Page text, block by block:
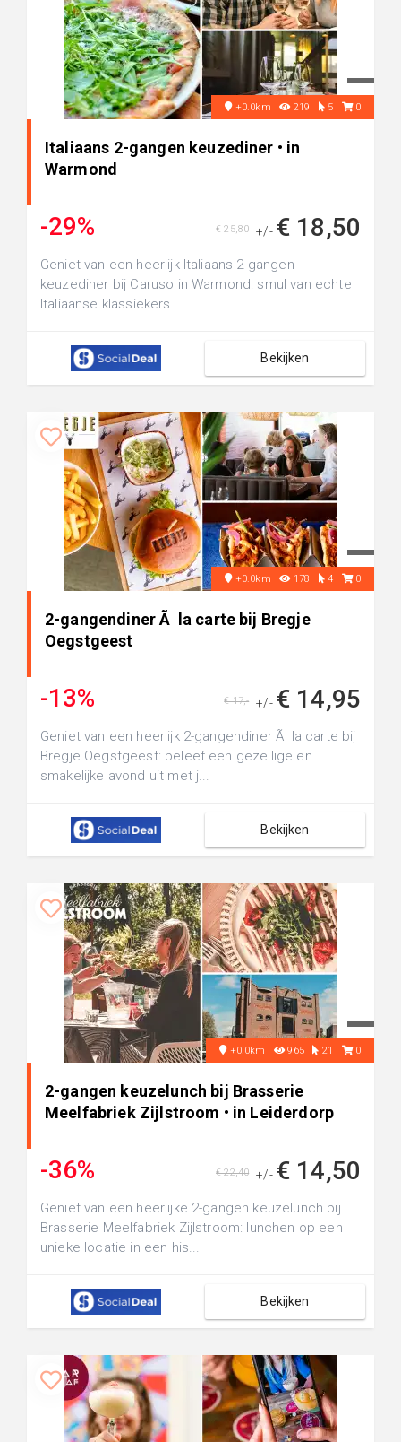
+0.0km 219 5 0
Italiaans 2-gangen keuzediner • in
Warmond
-29% +/- € 18,50
€ 25,80
Geniet van een heerlijk Italiaans 2-gangen
keuzediner bij Caruso in Warmond: smul van echte
Italiaanse klassiekers
Bekijken
+0.0km 178 4 0
2-gangendiner Ã la carte bij Bregje
Oegstgeest
-13% +/- € 14,95
€ 17,-
Geniet van een heerlijk 2-gangendiner Ã la carte bij
Bregje Oegstgeest: beleef een gezellige en
smakelijke avond uit met j...
Bekijken
+0.0km 965 21 0
2-gangen keuzelunch bij Brasserie
Meelfabriek Zijlstroom • in Leiderdorp
-36% +/- € 14,50
€ 22,40
Geniet van een heerlijke 2-gangen keuzelunch bij
Brasserie Meelfabriek Zijlstroom: lunchen op een
unieke locatie in een his...
Bekijken